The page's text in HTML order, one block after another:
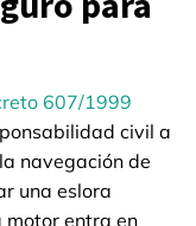
607/1999
civil a
navegación de
una eslora
motor entra en